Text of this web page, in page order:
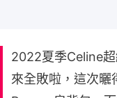
2022夏季Celine
來全敗啦，這次